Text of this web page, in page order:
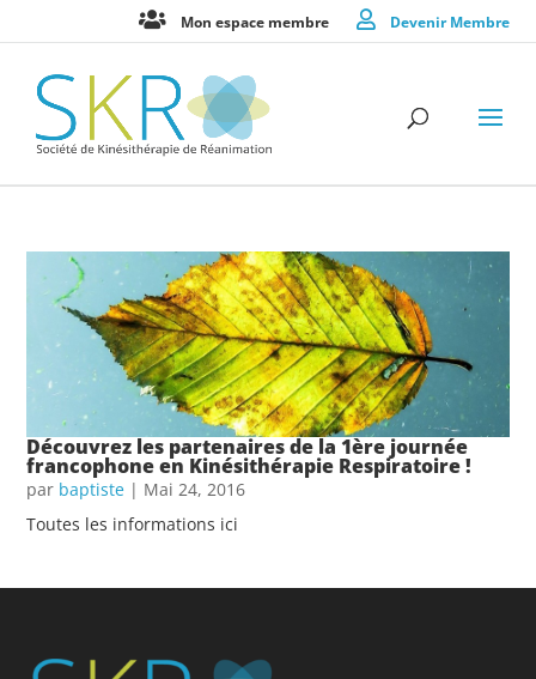
Mon espace membre Devenir Membre
Découvrez les partenaires de la 1ère journée
francophone en Kinésithérapie Respiratoire !
par baptiste | Mai 24, 2016
Toutes les informations ici